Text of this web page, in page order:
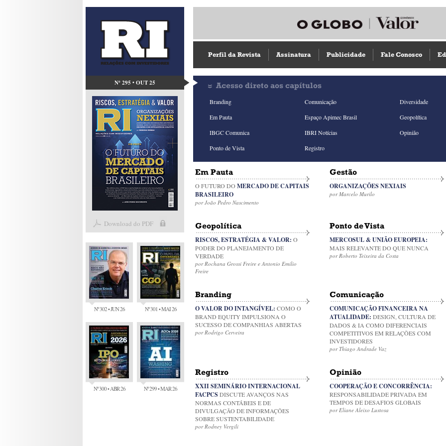
Nº 295 • OUT 25
Download do PDF
Nº 302 • JUN 26 Nº 301 • MAI 26
Nº 300 • ABR 26 Nº 299 • MAR 26
Perfil da Revista Assinatura Publicidade Fale Conosco
Acesso direto aos capítulos
Branding Comunicação
Diversidade
Em Pauta
Espaço Apimec Brasil
Geopolítica
IBGC Comunica
IBRI Notícias
Opinião
Ponto de Vista
Registro
Em Pauta
O FUTURO DOMERCADO DE CAPITAIS
BRASILEIRO
por João Pedro Nascimento
Gestão
ORGANIZAÇÕES NEXIAIS
por Marcelo Murilo
Geopolítica
RISCOS, ESTRATÉGIA & VALOR: O
PODER DO PLANEJAMENTO DE
VERDADE
por Rochana Grossi Freire e Antonio Emilio
Freire
Ponto de Vista
MERCOSUL & UNIÃO EUROPEIA:
MAIS RELEVANTE DO QUE NUNCA
por Roberto Teixeira da Costa
Branding
O VALOR DO INTANGÍVEL: COMO O
BRAND EQUITY IMPULSIONA O
SUCESSO DE COMPANHIAS ABERTAS
por Rodrigo Cerveira
Comunicação
COMUNICAÇÃO FINANCEIRA NA
ATUALIDADE: DESIGN, CULTURA DE
DADOS & IA COMO DIFERENCIAIS
COMPETITIVOS EM RELAÇÕES COM
INVESTIDORES
por Thiago Andrade Vaz
Registro
XXII SEMINÁRIO INTERNACIONAL
FACPCS DISCUTE AVANÇOS NAS
NORMAS CONTÁBEIS E DE
DIVULGAÇÃO DE INFORMAÇÕES
SOBRE SUSTENTABILIDADE
por Rodney Vergili
Opinião
COOPERAÇÃO E CONCORRÊNCIA:
RESPONSABILIDADE PRIVADA EM
TEMPOS DE DESAFIOS GLOBAIS
por Eliane Aleixo Lustosa